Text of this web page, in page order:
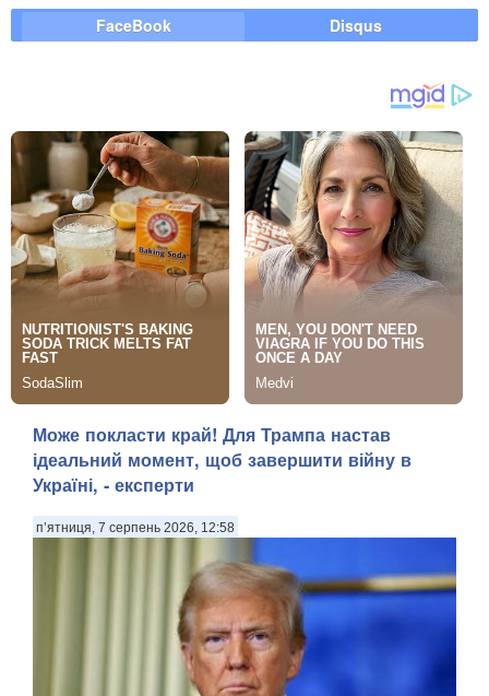
FaceBook Disqus
Може покласти край! Для Трампа настав
ідеальний момент, щоб завершити війну в
Україні, - експерти
п’ятниця, 7 серпень 2026, 12:58